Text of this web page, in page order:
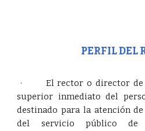
PERFIL DEL
· El rector o director de
superior inmediato del
destinado para la atención
del servicio público de